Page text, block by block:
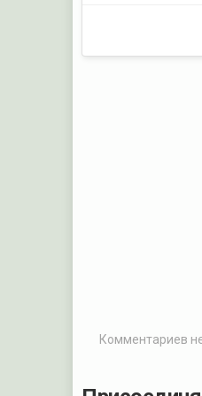
Комментариев